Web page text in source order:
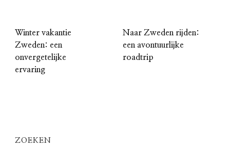
Winter vakantie
Zweden: een
onvergetelijke
ervaring
Naar Zweden rijden:
een avontuurlijke
roadtrip
ZOEKEN